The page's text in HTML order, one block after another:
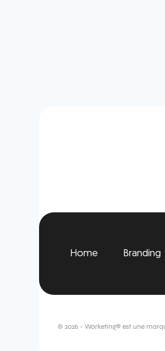
Home Branding
© 2026 - Warketing® est une